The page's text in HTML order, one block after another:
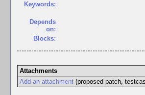
Keywords:
Depends
on:
Blocks:
Attachments
Add an attachment(proposed patch,